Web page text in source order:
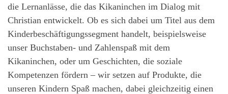
die Lernanlässe, die das Kikaninchen im Dialog mit
Christian entwickelt. Ob es sich dabei um Titel aus dem
Kinderbeschäftigungssegment handelt, beispielsweise
unser Buchstaben- und Zahlenspaß mit dem
Kikaninchen, oder um Geschichten, die soziale
Kompetenzen fördern – wir setzen auf Produkte, die
unseren Kindern Spaß machen, dabei gleichzeitig einen